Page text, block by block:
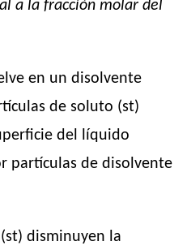
a la fracción molar del
en un disolvente
de soluto (st)
del líquido
partículas de disolvente
disminuyen la